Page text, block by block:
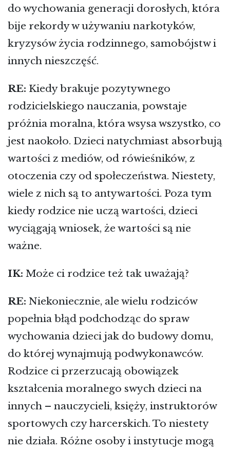
do wychowania generacji dorosłych, która
bije rekordy w używaniu narkotyków,
kryzysów życia rodzinnego, samobójstw i
innych nieszczęść.
RE: Kiedy brakuje pozytywnego
rodzicielskiego nauczania, powstaje
próżnia moralna, która wsysa wszystko, co
jest naokoło. Dzieci natychmiast absorbują
wartości z mediów, od rówieśników, z
otoczenia czy od społeczeństwa. Niestety,
wiele z nich są to antywartości. Poza tym
kiedy rodzice nie uczą wartości, dzieci
wyciągają wniosek, że wartości są nie
ważne.
IK: Może ci rodzice też tak uważają?
RE: Niekoniecznie, ale wielu rodziców
popełnia błąd podchodząc do spraw
wychowania dzieci jak do budowy domu,
do której wynajmują podwykonawców.
Rodzice ci przerzucają obowiązek
kształcenia moralnego swych dzieci na
innych – nauczycieli, księży, instruktorów
sportowych czy harcerskich. To niestety
nie działa. Różne osoby i instytucje mogą